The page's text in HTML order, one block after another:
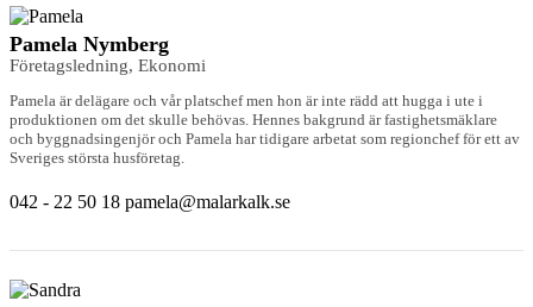
Pamela Nymberg
Företagsledning, Ekonomi
Pamela är delägare och vår platschef men hon är inte rädd att hugga i ute i
produktionen om det skulle behövas. Hennes bakgrund är fastighetsmäklare
och byggnadsingenjör och Pamela har tidigare arbetat som regionchef för ett av
Sveriges största husföretag.
042 - 22 50 18 pamela@malarkalk.se